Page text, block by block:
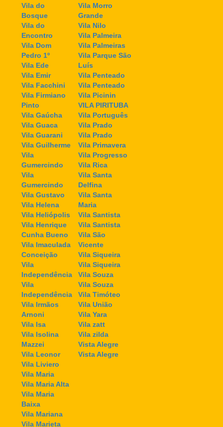
Vila do
Bosque
Vila do
Encontro
Vila Dom
Pedro 1º
Vila Ede
Vila Emir
Vila Facchini
Vila Firmiano
Pinto
Vila Gaúcha
Vila Guaca
Vila Guarani
Vila Guilherme
Vila
Gumercindo
Vila
Gumercindo
Vila Gustavo
Vila Helena
Vila Heliópolis
Vila Henrique
Cunha Bueno
Vila Imaculada
Conceição
Vila
Independência
Vila
Independência
Vila Irmãos
Arnoni
Vila Isa
Vila Isolina
Mazzei
Vila Leonor
Vila Liviero
Vila Maria
Vila Maria Alta
Vila Maria
Baixa
Vila Mariana
Vila Marieta
Vila Morro
Grande
Vila Nilo
Vila Palmeira
Vila Palmeiras
Vila Parque São
Luís
Vila Penteado
Vila Penteado
Vila Picinin
VILA PIRITUBA
Vila Português
Vila Prado
Vila Prado
Vila Primavera
Vila Progresso
Vila Rica
Vila Santa
Delfina
Vila Santa
Maria
Vila Santista
Vila Santista
Vila São
Vicente
Vila Siqueira
Vila Siqueira
Vila Souza
Vila Souza
Vila Timóteo
Vila União
Vila Yara
Vila zatt
Vila zilda
Vista Alegre
Vista Alegre